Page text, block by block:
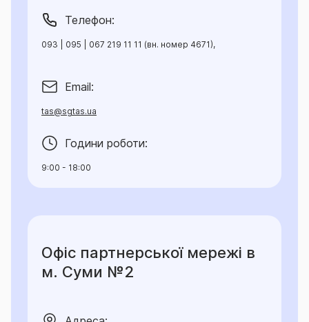
Телефон:
093 | 095 | 067 219 11 11 (вн. номер 4671),
Email:
tas@sgtas.ua
Години роботи:
9:00 - 18:00
Офіс партнерської мережі в
м. Суми №2